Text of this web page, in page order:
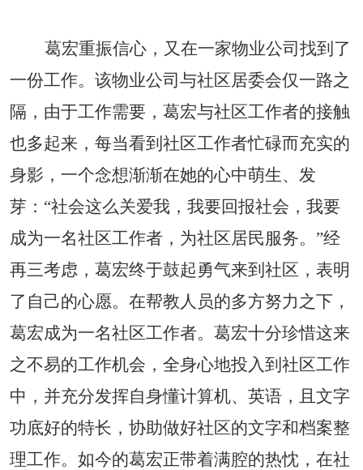
葛宏重振信心，又在一家物业公司找到了
一份工作。该物业公司与社区居委会仅一路之
隔，由于工作需要，葛宏与社区工作者的接触
也多起来，每当看到社区工作者忙碌而充实的
身影，一个念想渐渐在她的心中萌生、发
芽： “社会这么关爱我，我要回报社会，我要
成为一名社区工作者，为社区居民服务。”经
再三考虑，葛宏终于鼓起勇气来到社区，表明
了自己的心愿。在帮教人员的多方努力之下，
葛宏成为一名社区工作者。葛宏十分珍惜这来
之不易的工作机会，全身心地投入到社区工作
中，并充分发挥自身懂计算机、英语，且文字
功底好的特长，协助做好社区的文字和档案整
理工作。如今的葛宏正带着满腔的热忱，在社